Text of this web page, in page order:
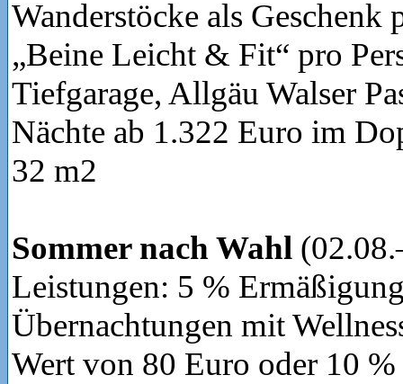
Wanderstöcke als Geschenk
„Beine Leicht & Fit“ pro
Tiefgarage, Allgäu Walser
Nächte ab 1.322 Euro im
32 m2
Sommer nach Wahl
Leistungen: 5 %
Übernachtungen mit
Wert von 80 Euro oder 10